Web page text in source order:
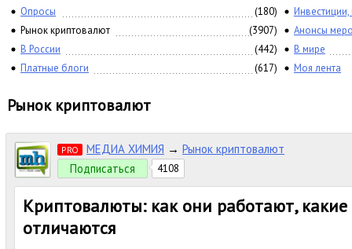
Опросы
(180)
Инвестиции,
Рынок криптовалют
(3907)
Анонсы
В России
(442)
В мире
Платные блоги
(617) Моя лента
Рынок криптовалют
PRO МЕДИА ХИМИЯ → Рынок криптовалют
Подписаться
4108
Криптовалюты: как они работают,
отличаются